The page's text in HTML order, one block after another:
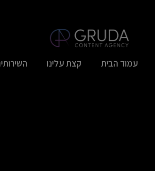
GRUDA CONTENT AGENCY
עמוד הבית קצת עלינו